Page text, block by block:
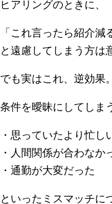
ヒアリングのときに、
「これ言ったら紹介減
と遠慮してしまう方は
でも実はこれ、逆効果。
条件を曖昧にしてしま
・思っていたより忙し
・人間関係が合わなか
・通勤が大変だった
といったミスマッチに